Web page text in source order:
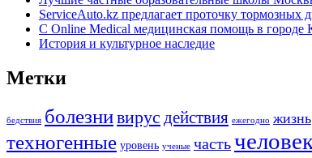
ServiceAuto.kz предлагает проточку тормозных
С Online Medical медицинская помощь в городе
История и культурное наследие
Метки
бедствия болезнивирус действия ежегодно жизнь
техногенные уровень ученые часть